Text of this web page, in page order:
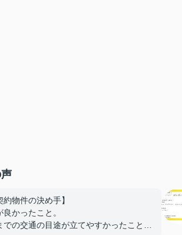
約物件の決め手】
良かったこと。
での交通の目途が立てやすかったこと。